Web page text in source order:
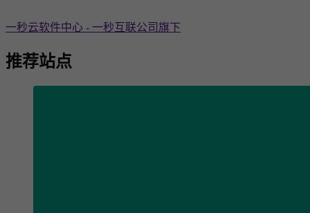
一秒云软件中心 - 一秒互联公司旗下
推荐站点